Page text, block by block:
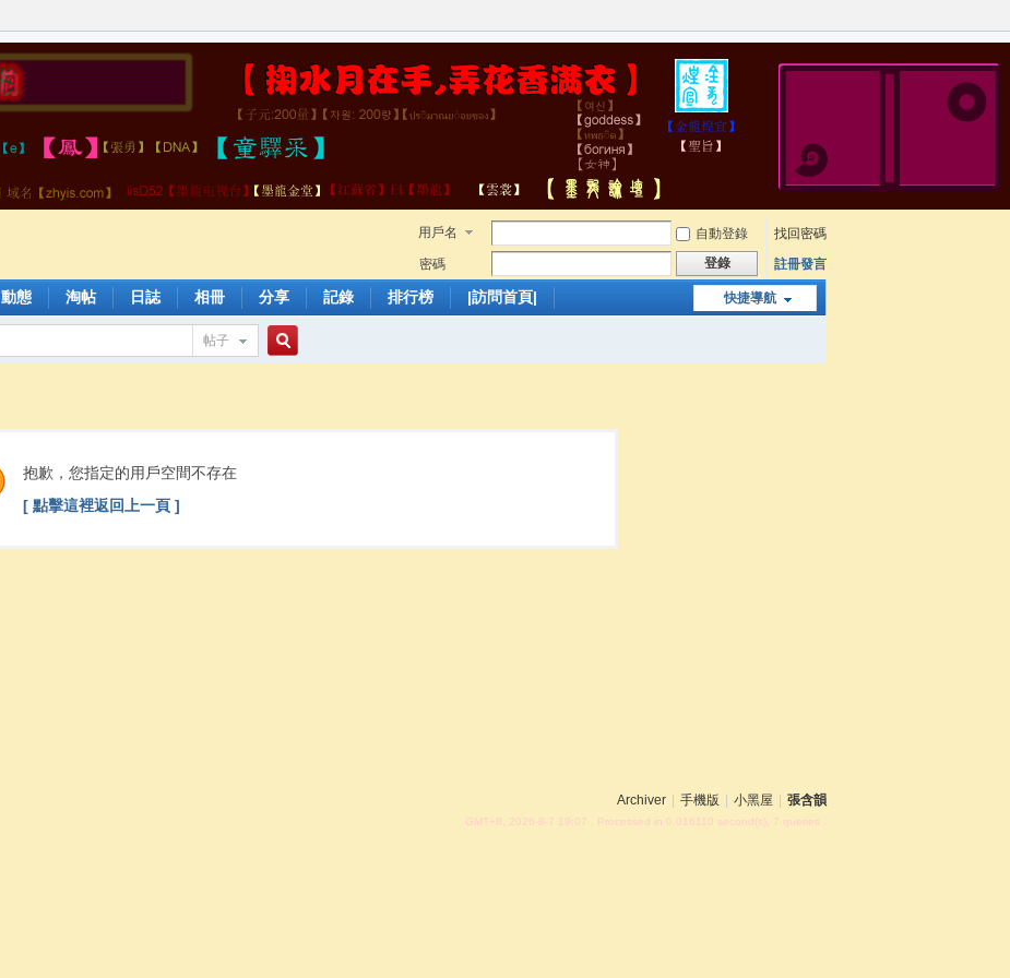
用戶名 自動登錄
找回密碼
密碼
登錄 註冊發言
快捷導航
動態 淘帖 日誌 相冊 分享 記錄 排行榜 |訪問首頁|
帖子
抱歉，您指定的用戶空間不存在
[ 點擊這裡返回上一頁 ]
Archiver 手機版 小黑屋 張含韻
GMT+8, 2026-8-7 19:07 , Processed in 0.016110 second(s), 7 queries .